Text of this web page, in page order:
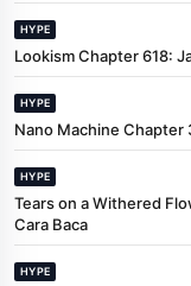
HYPE
Lookism Chapter 618:
HYPE
Nano Machine Chapter
HYPE
Tears on a Withered
Cara Baca
HYPE